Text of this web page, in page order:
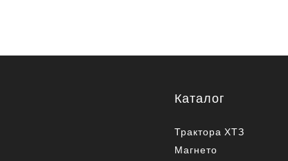
Каталог
Трактора ХТЗ
Магнето